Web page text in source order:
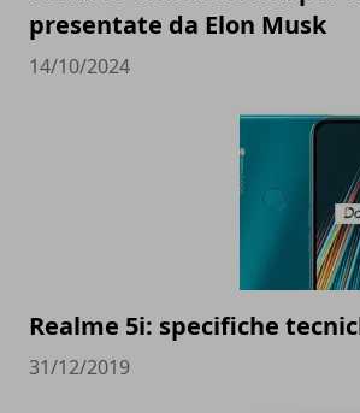
presentate da Elon Musk
14/10/2024
Realme 5i: specifiche
31/12/2019